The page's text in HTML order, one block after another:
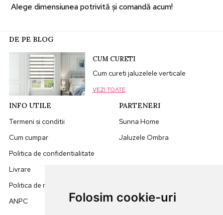
Folosim cookie-uri
Alege dimensiunea potrivită și comandă acum!
DE PE BLOG
CUM CURETI
Cum cureti jaluzelele verticale
VEZI TOATE
INFO UTILE
Termeni si conditii
Cum cumpar
Politica de confidentialitate
Livrare
Politica de retur
ANPC
PARTENERI
Sunna Home
Jaluzele Ombra